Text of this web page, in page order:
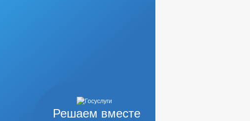
Решаем вместе